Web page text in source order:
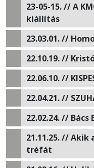
23-05-15. // A
kiállítás
23.03.01. //
22.10.19. //
22.06.10. //
22.04.21. //
22.02.24. //
21.11.25. //
tréfát